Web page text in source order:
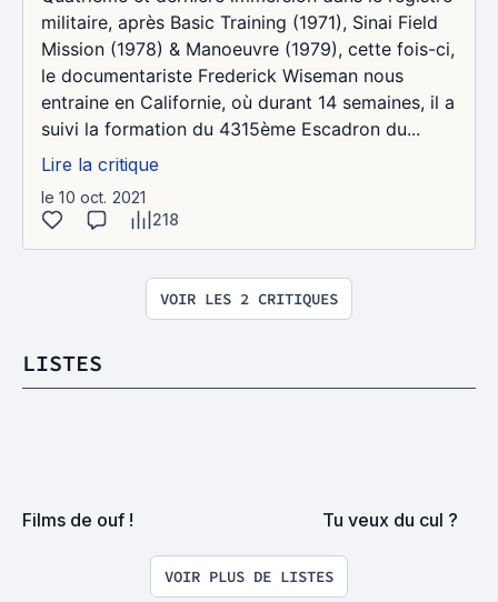
militaire, après Basic Training (1971), Sinai Field
Mission (1978) & Manoeuvre (1979), cette fois-ci,
le documentariste Frederick Wiseman nous
entraine en Californie, où durant 14 semaines, il a
suivi la formation du 4315ème Escadron du...
Lire la critique
le 10 oct. 2021
218
VOIR LES 2 CRITIQUES
LISTES
Films de ouf ! Tu veux du cul ?
VOIR PLUS DE LISTES